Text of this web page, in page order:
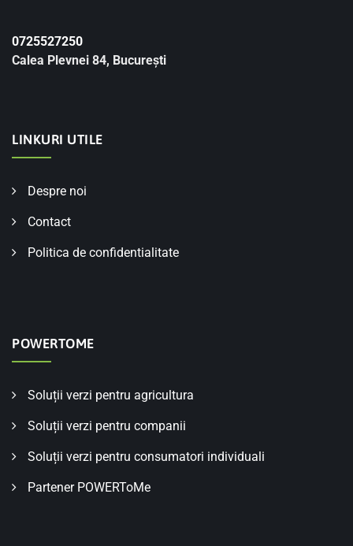
0725527250
Calea Plevnei 84, București
LINKURI UTILE
Despre noi
Contact
Politica de confidentialitate
POWERTOME
Soluții verzi pentru agricultura
Soluții verzi pentru companii
Soluții verzi pentru consumatori individuali
Partener POWERToMe